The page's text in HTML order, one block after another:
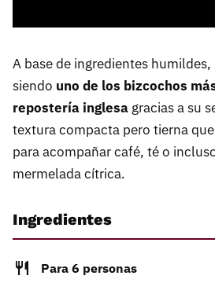
A base de ingredientes humildes,
siendo uno de los bizcochos
repostería inglesa gracias a su
textura compacta pero tierna
para acompañar café, té o
mermelada cítrica.
Ingredientes
Para 6 personas